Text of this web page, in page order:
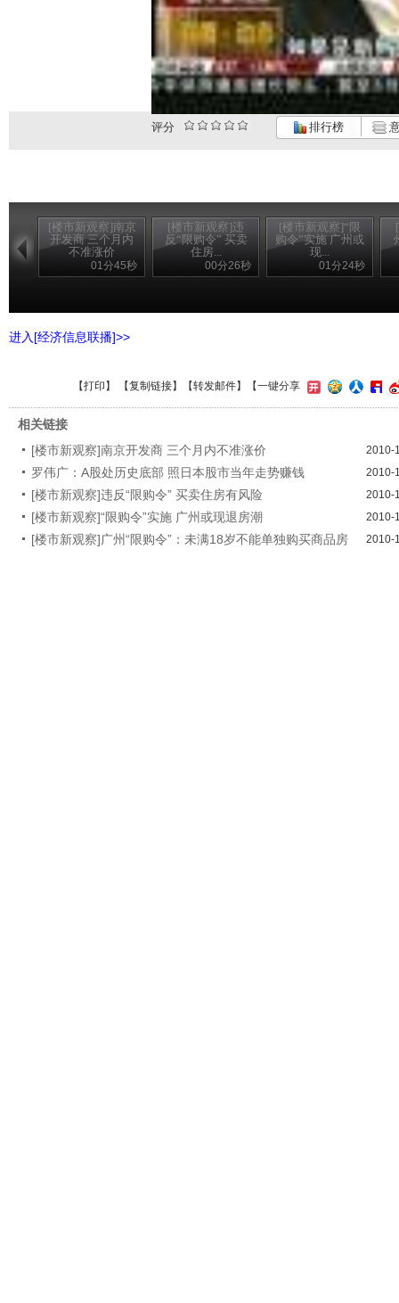
评分 排行榜
[楼市新观察]南京
开发商 三个月内
不准涨价
01分45秒
[楼市新观察]违
反“限购令” 买卖
住房...
00分26秒
[楼市新观察]“限
购令”实施 广州或
现...
01分24秒
进入[经济信息联播]>>
【打印 】 【复制链接】【转发邮件】 【一键分享
相关链接
[楼市新观察]南京开发商 三个月内不准涨价
2010-
罗伟广：A股处历史底部 照日本股市当年走势赚钱 2010-
[楼市新观察]违反“限购令” 买卖住房有风险 2010-
[楼市新观察]“限购令”实施 广州或现退房潮 2010-
[楼市新观察]广州“限购令”：未满18岁不能单独购买商品房 2010-